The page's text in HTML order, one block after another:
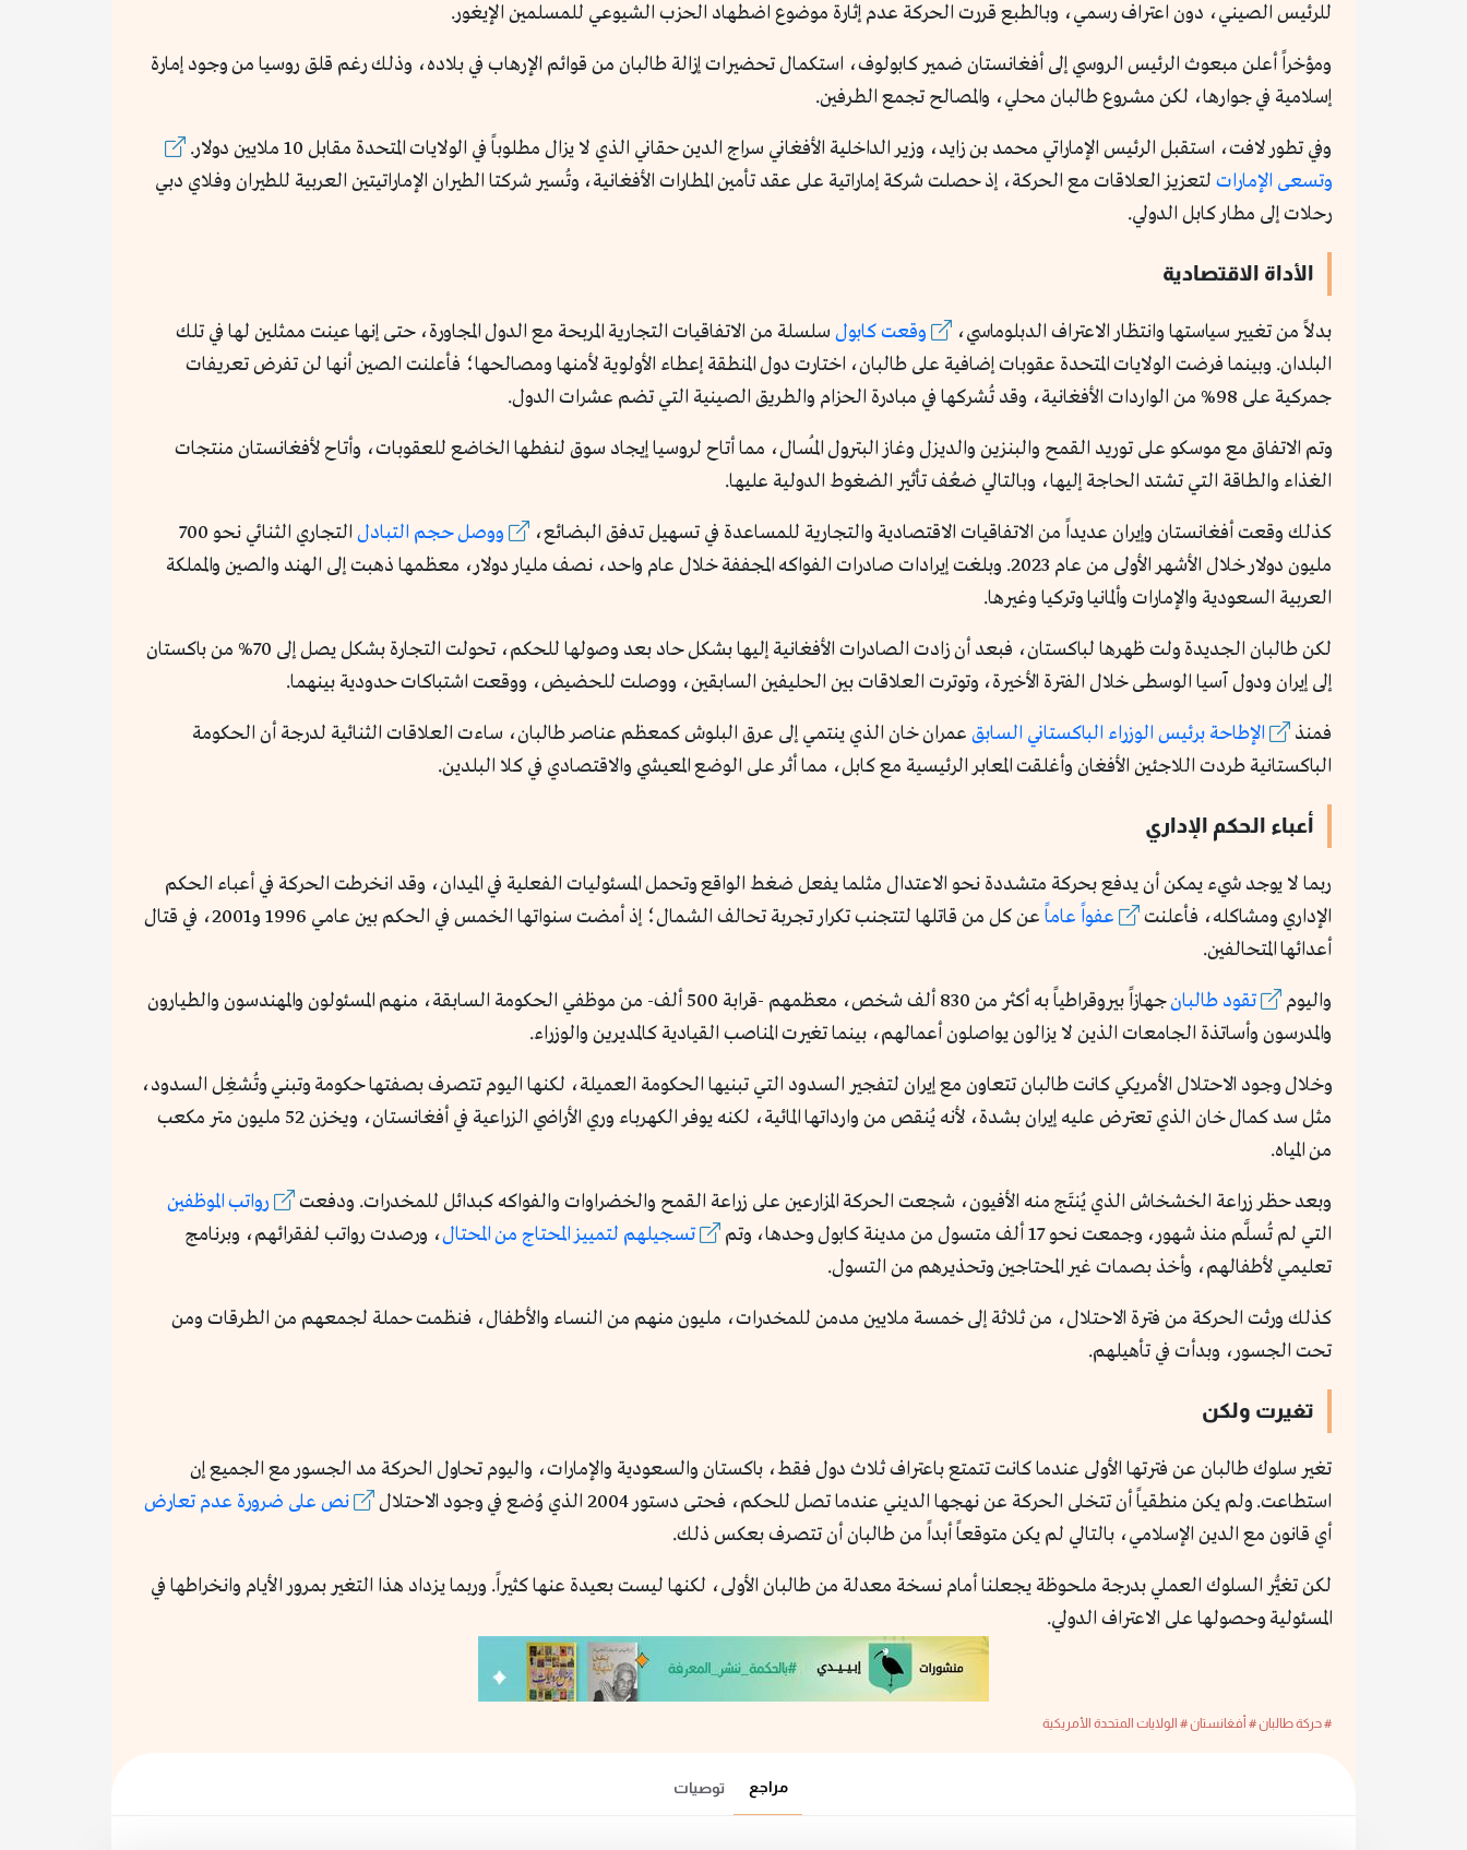
للرئيس الصيني، دون اعتراف رسمي، وبالطبع قررت الحركة عدم إثارة موضوع اضطهاد الحزب الشيوعي للمسلمين الإيغور.
ومؤخراً أعلن مبعوث الرئيس الروسي إلى أفغانستان ضمير كابولوف، استكمال تحضيرات إزالة طالبان من قوائم الإرهاب في بلاده، وذلك رغم قلق روسيا من وجود إمارة
إسلامية في جوارها، لكن مشروع طالبان محلي، والمصالح تجمع الطرفين.
وفي تطور لافت، استقبل الرئيس الإماراتي محمد بن زايد، وزير الداخلية الأفغاني سراج الدين حقاني الذي لا يزال مطلوباً في الولايات المتحدة مقابل 10 ملايين دولار.
وتسعى الإمارات لتعزيز العلاقات مع الحركة، إذ حصلت شركة إماراتية على عقد تأمين المطارات الأفغانية، وتُسير شركتا الطيران الإماراتيتين العربية للطيران وفلاي دبي
رحلات إلى مطار كابل الدولي.
الأداة الاقتصادية
بدلاً من تغيير سياستها وانتظار الاعتراف الدبلوماسي، وقعت كابول سلسلة من الاتفاقيات التجارية المربحة مع الدول المجاورة، حتى إنها عينت ممثلين لها في تلك
البلدان. وبينما فرضت الولايات المتحدة عقوبات إضافية على طالبان، اختارت دول المنطقة إعطاء الأولوية لأمنها ومصالحها؛ فأعلنت الصين أنها لن تفرض تعريفات
جمركية على 98% من الواردات الأفغانية، وقد تُشركها في مبادرة الحزام والطريق الصينية التي تضم عشرات الدول.
وتم الاتفاق مع موسكو على توريد القمح والبنزين والديزل وغاز البترول المُسال، مما أتاح لروسيا إيجاد سوق لنفطها الخاضع للعقوبات، وأتاح لأفغانستان منتجات
الغذاء والطاقة التي تشتد الحاجة إليها، وبالتالي ضعُف تأثير الضغوط الدولية عليها.
كذلك وقعت أفغانستان وإيران عديداً من الاتفاقيات الاقتصادية والتجارية للمساعدة في تسهيل تدفق البضائع، ووصل حجم التبادل
التجاري الثنائي نحو 700
مليون دولار خلال الأشهر الأولى من عام 2023. وبلغت إيرادات صادرات الفواكه المجففة خلال عام واحد، نصف مليار دولار، معظمها ذهبت إلى الهند والصين والمملكة
العربية السعودية والإمارات وألمانيا وتركيا وغيرها.
لكن طالبان الجديدة ولت ظهرها لباكستان، فبعد أن زادت الصادرات الأفغانية إليها بشكل حاد بعد وصولها للحكم، تحولت التجارة بشكل يصل إلى 70% من باكستان
إلى إيران ودول آسيا الوسطى خلال الفترة الأخيرة، وتوترت العلاقات بين الحليفين السابقين، ووصلت للحضيض، ووقعت اشتباكات حدودية بينهما.
فمنذ الإطاحة برئيس الوزراء الباكستاني السابق عمران خان الذي ينتمي إلى عرق البلوش كمعظم عناصر طالبان، ساءت العلاقات الثنائية لدرجة أن الحكومة
الباكستانية طردت اللاجئين الأفغان وأغلقت المعابر الرئيسية مع كابل، مما أثر على الوضع المعيشي والاقتصادي في كلا البلدين.
أعباء الحكم الإداري
ربما لا يوجد شيء يمكن أن يدفع بحركة متشددة نحو الاعتدال مثلما يفعل ضغط الواقع وتحمل المسئوليات الفعلية في الميدان، وقد انخرطت الحركة في أعباء الحكم
الإداري ومشاكله، فأعلنت
عفواً عاما
ً عن كل من قاتلها لتتجنب تكرار تجربة تحالف الشمال؛ إذ أمضت سنواتها الخمس في الحكم بين عامي 1996 و2001، في قتال
أعدائها المتحالفين.
واليوم تقود طالبان
جهازاً بيروقراطياً به أكثر من 830 ألف شخص، معظمهم -قرابة 500 ألف- من موظفي الحكومة السابقة، منهم المسئولون والمهندسون والطيارون
والمدرسون وأساتذة الجامعات الذين لا يزالون يواصلون أعمالهم، بينما تغيرت المناصب القيادية كالمديرين والوزراء.
وخلال وجود الاحتلال الأمريكي كانت طالبان تتعاون مع إيران لتفجير السدود التي تبنيها الحكومة العميلة، لكنها اليوم تتصرف بصفتها حكومة وتبني وتُشغِل السدود،
مثل سد كمال خان الذي تعترض عليه إيران بشدة، لأنه يُنقص من وارداتها المائية، لكنه يوفر الكهرباء وري الأراضي الزراعية في أفغانستان، ويخزن 52 مليون متر مكعب
من المياه.
وبعد حظر زراعة الخشخاش الذي يُنتَج منه الأفيون، شجعت الحركة المزارعين على زراعة القمح والخضراوات والفواكه كبدائل للمخدرات. ودفعت
رواتب الموظفين
التي لم تُسلَّم منذ شهور، وجمعت نحو 17 ألف متسول من مدينة كابول وحدها، وتم
تسجيلهم لتمييز المحتاج من المحتال، ورصدت رواتب لفقرائهم، وبرنامج
تعليمي لأطفالهم، وأخذ بصمات غير المحتاجين وتحذيرهم من التسول.
كذلك ورثت الحركة من فترة الاحتلال، من ثلاثة إلى خمسة ملايين مدمن للمخدرات، مليون منهم من النساء والأطفال، فنظمت حملة لجمعهم من الطرقات ومن
تحت الجسور، وبدأت في تأهيلهم.
تغيرت ولكن
تغير سلوك طالبان عن فترتها الأولى عندما كانت تتمتع باعتراف ثلاث دول فقط، باكستان والسعودية والإمارات، واليوم تحاول الحركة مد الجسور مع الجميع إن
استطاعت. ولم يكن منطقياً أن تتخلى الحركة عن نهجها الديني عندما تصل للحكم، فحتى دستور 2004 الذي وُضع في وجود الاحتلال
نص على ضرورة عدم تعارض
أي قانون مع الدين الإسلامي، بالتالي لم يكن متوقعاً أبداً من طالبان أن تتصرف بعكس ذلك.
لكن تغيُّر السلوك العملي بدرجة ملحوظة يجعلنا أمام نسخة معدلة من طالبان الأولى، لكنها ليست بعيدة عنها كثيراً. وربما يزداد هذا التغير بمرور الأيام وانخراطها في
المسئولية وحصولها على الاعتراف الدولي.
# حركة طالبان# أفغانستان# الولايات المتحدة الأمريكية
مراجع توصيات